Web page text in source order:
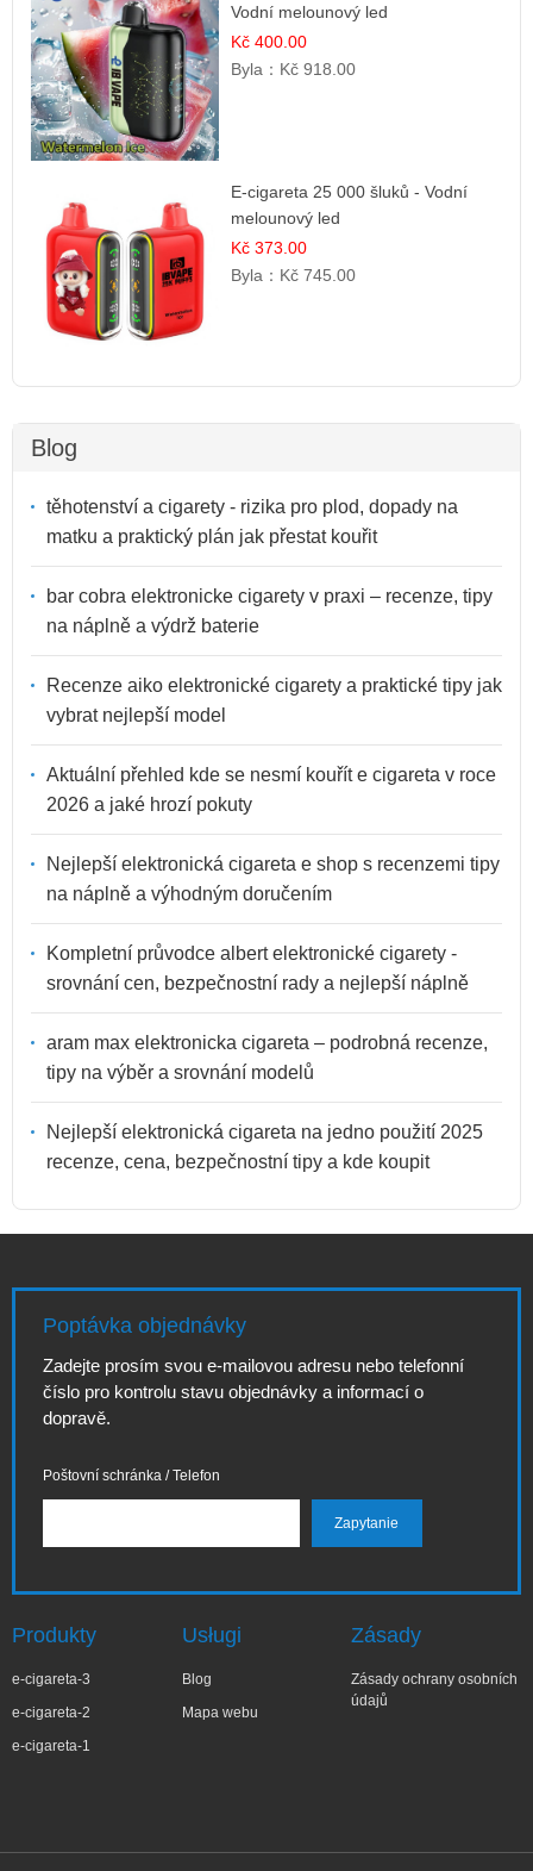
Vodní melounový led
Kč 400.00
Byla： Kč 918.00
E-cigareta 25 000 šluků - Vodní
melounový led
Kč 373.00
Byla： Kč 745.00
Blog
těhotenství a cigarety - rizika pro plod, dopady na
matku a praktický plán jak přestat kouřit
bar cobra elektronicke cigarety v praxi – recenze, tipy
na náplně a výdrž baterie
Recenze aiko elektronické cigarety a praktické tipy jak
vybrat nejlepší model
Aktuální přehled kde se nesmí kouřít e cigareta v roce
2026 a jaké hrozí pokuty
Nejlepší elektronická cigareta e shop s recenzemi tipy
na náplně a výhodným doručením
Kompletní průvodce albert elektronické cigarety -
srovnání cen, bezpečnostní rady a nejlepší náplně
aram max elektronicka cigareta – podrobná recenze,
tipy na výběr a srovnání modelů
Nejlepší elektronická cigareta na jedno použití 2025
recenze, cena, bezpečnostní tipy a kde koupit
Poptávka objednávky
Zadejte prosím svou e-mailovou adresu nebo telefonní
číslo pro kontrolu stavu objednávky a informací o
dopravě.
Poštovní schránka / Telefon
Produkty
e-cigareta-3
e-cigareta-2
e-cigareta-1
Usługi
Blog
Mapa webu
Zásady
Zásady ochrany osobních
údajů